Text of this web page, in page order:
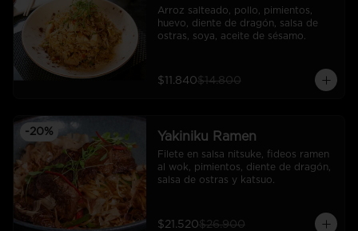
Arroz salteado, pollo, pimientos,
huevo, diente de dragón, salsa de
ostras, soya, aceite de sésamo.
$11.840$14.800
-20% Yakiniku Ramen
Filete en salsa nitsuke, fideos ramen
al wok, pimientos, diente de dragón,
salsa de ostras y katsuo.
$21.520$26.900